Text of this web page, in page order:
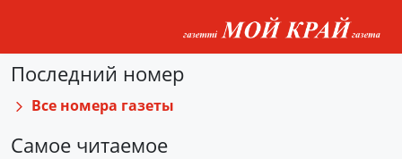
Последний номер
Все номера газеты
Самое читаемое